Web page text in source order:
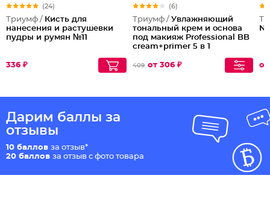
(24)
Триумф / Кисть для
нанесения и растушевки
пудры и румян №11
336 ₽
(6)
Триумф / Увлажняющий
тональный крем и основа
под макияж Professional BB
cream+primer 5 в 1
409 от 306 ₽ от
Дарим баллы за
отзывы
10 баллов за отзыв*
20 баллов за отзыв с фото товара